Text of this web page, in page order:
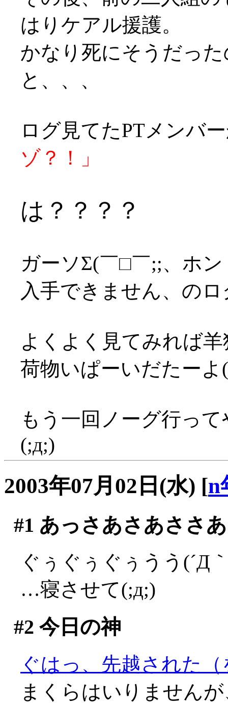
はりケアル援護。
かなり死にそうだっ
と、、、
ログ見てたPTメンバ
ゾ？！」
は？？？？
ガーソΣ(￣□￣;;、ホ
入手できません、の
よくよく見てみれば
荷物いぱーいだたーよ
もう一回ノーグ行っ
(;д;)
2003年07月02日(水) [n
#1 あっさあさあささ
ぐぅぐぅぐぅうう(´Д
…寝させて(;д;)
#2 今日の神
ぐはっ、先越された（
まくらはいりません